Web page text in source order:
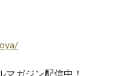
マガジン配信中！